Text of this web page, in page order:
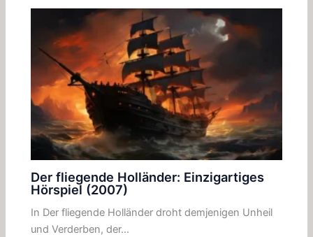
Der fliegende Holländer: Einzigartiges
Hörspiel (2007)
In Der fliegende Holländer droht demjenigen Unheil
und Verderben, der…